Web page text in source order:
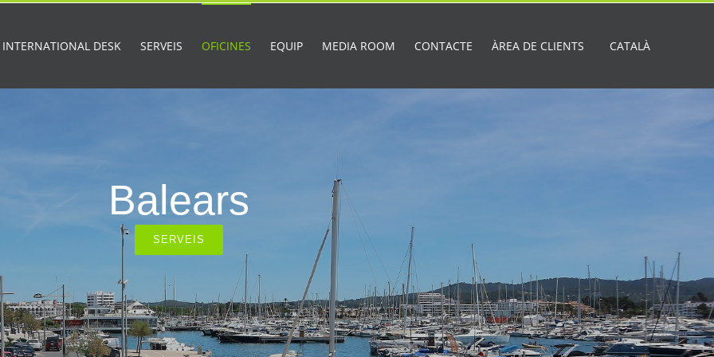
INTERNATIONAL DESK SERVEIS OFICINES EQUIP MEDIA ROOM CONTACTE ÀREA DE CLIENTS CATALÀ
Balears
SERVEIS